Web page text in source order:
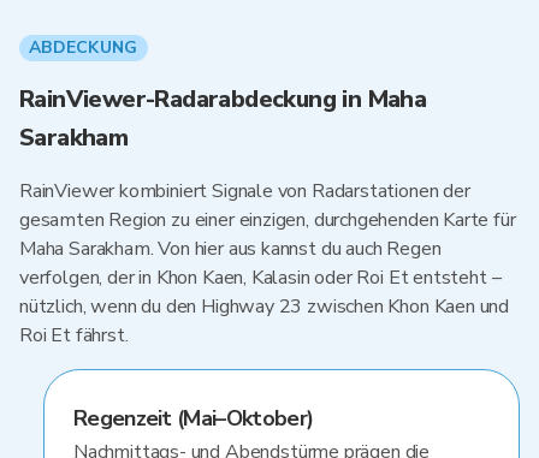
ABDECKUNG
RainViewer-Radarabdeckung in Maha
Sarakham
RainViewer kombiniert Signale von Radarstationen der
gesamten Region zu einer einzigen, durchgehenden Karte für
Maha Sarakham. Von hier aus kannst du auch Regen
verfolgen, der in Khon Kaen, Kalasin oder Roi Et entsteht –
nützlich, wenn du den Highway 23 zwischen Khon Kaen und
Roi Et fährst.
Regenzeit (Mai–Oktober)
Nachmittags- und Abendstürme prägen die